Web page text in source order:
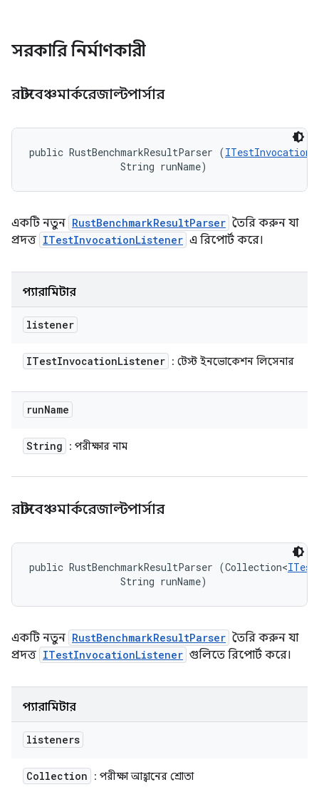
সরকারি নির্মাণকারী
রাস্টবেঞ্চমার্করেজাল্টপার্সার
public RustBenchmarkResultParser (
                String runName)
একটি নতুন RustBenchmarkResultParser তৈরি করুন যা
প্রদত্ত ITestInvocationListener এ রিপোর্ট করে।
প্যারামিটার
listener
ITestInvocationListener : টেস্ট ইনভোকেশন লিসেনার
runName
String : পরীক্ষার নাম
রাস্টবেঞ্চমার্করেজাল্টপার্সার
public RustBenchmarkResultParser (Collection<
                String runName)
একটি নতুন RustBenchmarkResultParser তৈরি করুন যা
প্রদত্ত ITestInvocationListener গুলিতে রিপোর্ট করে।
প্যারামিটার
listeners
Collection : পরীক্ষা আহ্বানের শ্রোতা